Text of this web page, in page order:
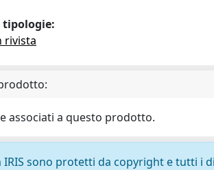
tipologie:
rivista
associati a questo prodotto.
sono protetti da copyright e tutti i